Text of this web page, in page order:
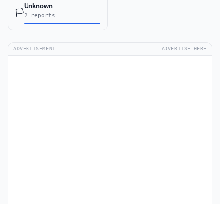
🏳️
Unknown
2 reports
ADVERTISEMENT ADVERTISE HERE